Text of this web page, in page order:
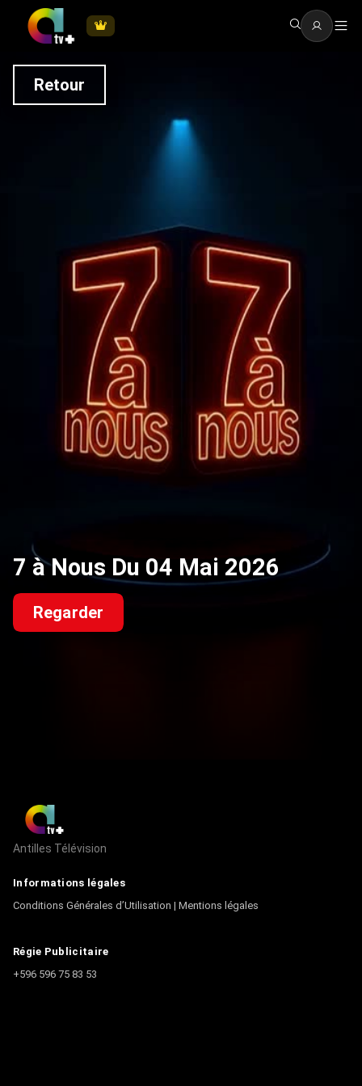
Retour
7 à Nous Du 04 Mai 2026
Regarder
Antilles Télévision
Informations légales
Conditions Générales d’Utilisation | Mentions légales
Régie Publicitaire
+596 596 75 83 53